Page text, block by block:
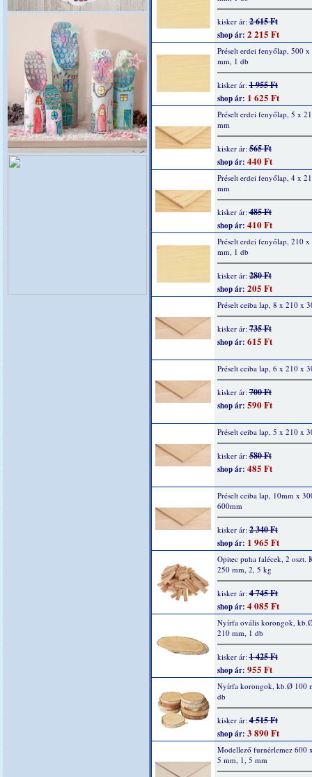
kisker ár:2 615 Ft
shop ár: 2 215 Ft
Préselt erdei fenyőlap, 500
mm, 1 db
kisker ár:1 955 Ft
shop ár: 1 625 Ft
Préselt erdei fenyőlap, 5 x
mm
kisker ár:565 Ft
shop ár: 440 Ft
Préselt erdei fenyőlap, 4 x
mm
kisker ár:485 Ft
shop ár: 410 Ft
Préselt erdei fenyőlap, 210
mm, 1 db
kisker ár:280 Ft
shop ár: 205 Ft
Préselt ceiba lap, 8 x 210 x
kisker ár:735 Ft
shop ár: 615 Ft
Préselt ceiba lap, 6 x 210 x
kisker ár:700 Ft
shop ár: 590 Ft
Préselt ceiba lap, 5 x 210 x
kisker ár:580 Ft
shop ár: 485 Ft
Préselt ceiba lap, 10mm x
600mm
kisker ár:2 340 Ft
shop ár: 1 965 Ft
Opitec puha falécek, 2 oszt.
250 mm, 2, 5 kg
kisker ár:4 745 Ft
shop ár: 4 085 Ft
Nyírfa ovális korongok,
210 mm, 1 db
kisker ár:1 425 Ft
shop ár: 955 Ft
Nyírfa korongok, kb.Ø 100
db
kisker ár:4 515 Ft
shop ár: 3 890 Ft
Modellező furnérlemez 600
5 mm, 1, 5 mm